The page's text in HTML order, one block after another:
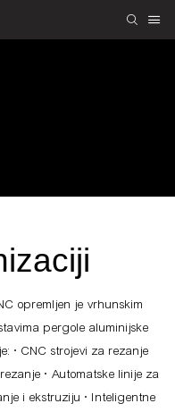
opremljen je vrhunskim
pergole aluminijske
• CNC strojevi za rezanje
• Automatske linije za
i ekstruziju • Inteligentne